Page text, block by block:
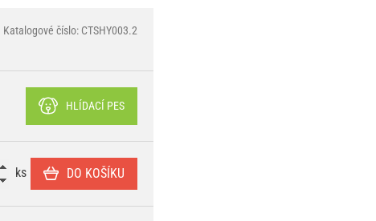
Katalogové číslo: CTSHY003.2
HLÍDACÍ PES
ks DO KOŠÍKU